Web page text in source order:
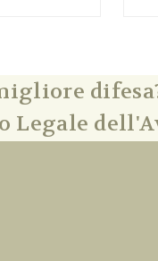
Legale